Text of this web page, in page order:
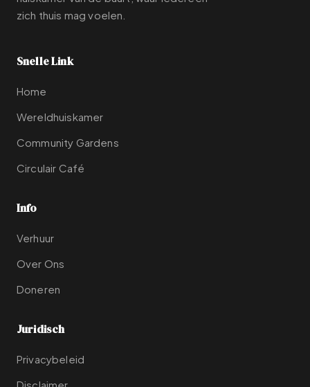
zich thuis mag voelen.
Snelle Link
Home
Wereldhuiskamer
Community Gardens
Circulair Café
Info
Verhuur
Over Ons
Doneren
Juridisch
Privacybeleid